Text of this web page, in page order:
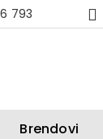
793
Brendovi